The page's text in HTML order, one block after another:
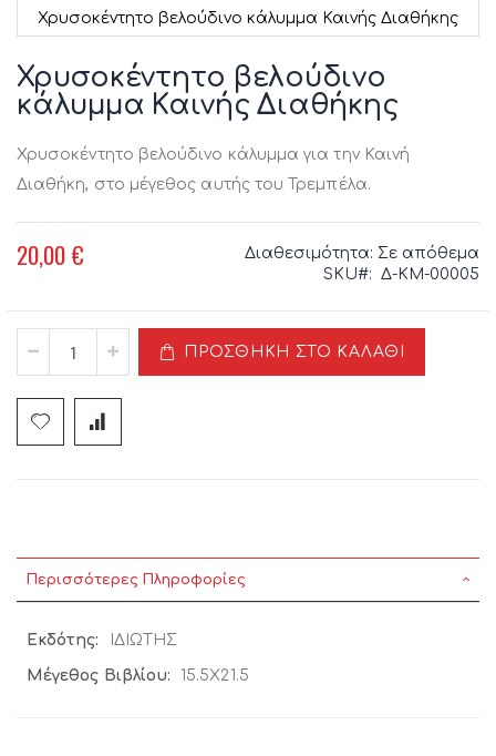
Χρυσοκέντητο βελούδινο κάλυμμα Καινής Διαθήκης
στην
αρχή
της
εικόνων
Χρυσοκέντητο βελούδινο
κάλυμμα Καινής Διαθήκης
Χρυσοκέντητο βελούδινο κάλυμμα για την Καινή
Διαθήκη, στο μέγεθος αυτής του Τρεμπέλα.
20,00 € Διαθεσιμότητα: Σε απόθεμα
SKU
Δ-ΚΜ-00005
ΠΡΟΣΘΉΚΗ ΣΤΟ ΚΑΛΆΘΙ
Περισσότερες Πληροφορίες
Περισσότερες
Πληροφορίες
ΙΔΙΩΤΗΣ
15.5Χ21.5